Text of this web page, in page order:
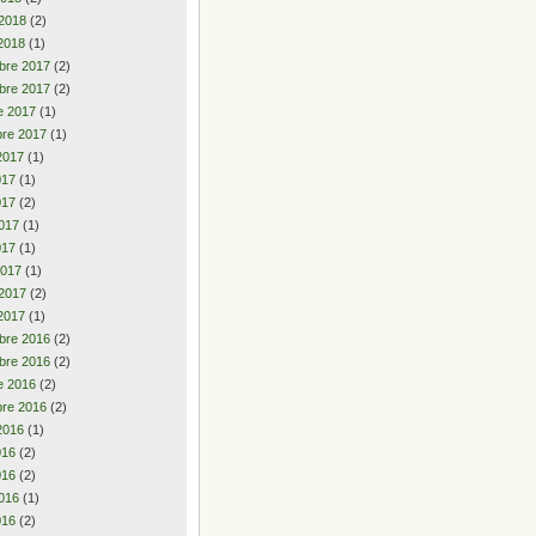
(2)
(1)
2017 (2)
2017 (2)
2017 (1)
2017 (1)
(1)
(1)
(2)
(1)
(1)
(1)
(2)
(1)
2016 (2)
2016 (2)
2016 (2)
2016 (2)
(1)
(2)
(2)
(1)
(2)